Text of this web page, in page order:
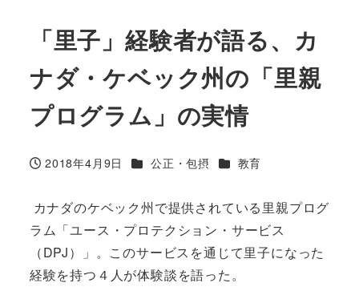
「里子」経験者が語る、カ
ナダ・ケベック州の「里親
プログラム」の実情
投稿日
2018年4月9日 カテゴリー
公正・包摂 カテゴリー
教育
カナダのケベック州で提供されている里親プログ
ラム「ユース・プロテクション・サービス
（DPJ）」。このサービスを通じて里子になった
経験を持つ４人が体験談を語った。